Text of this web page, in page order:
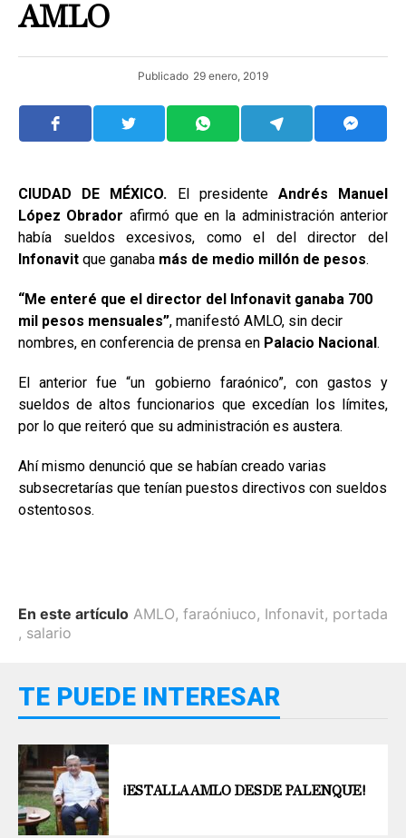
AMLO
Publicado 29 enero, 2019
CIUDAD DE MÉXICO. El presidente Andrés Manuel
López Obrador afirmó que en la administración anterior
había sueldos excesivos, como el del director del
Infonavit que ganaba más de medio millón de pesos.
“Me enteré que el director del Infonavit ganaba 700
mil pesos mensuales”, manifestó AMLO, sin decir
nombres, en conferencia de prensa en Palacio Nacional.
El anterior fue “un gobierno faraónico”, con gastos y
sueldos de altos funcionarios que excedían los límites,
por lo que reiteró que su administración es austera.
Ahí mismo denunció que se habían creado varias
subsecretarías que tenían puestos directivos con sueldos
ostentosos.
En este artículo AMLO, faraóniuco, Infonavit, portada
, salario
TE PUEDE INTERESAR
¡ESTALLA AMLO DESDE PALENQUE!